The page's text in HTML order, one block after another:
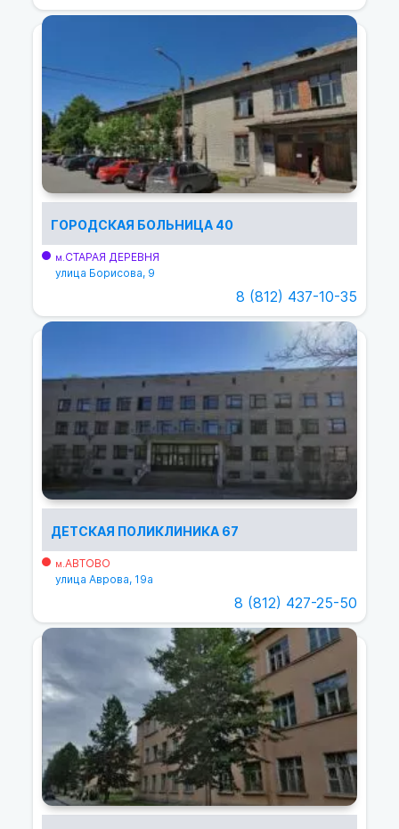
ГОРОДСКАЯ БОЛЬНИЦА 40
м.СТАРАЯ ДЕРЕВНЯ
улица Борисова, 9
8 (812) 437-10-35
ДЕТСКАЯ ПОЛИКЛИНИКА 67
м.АВТОВО
улица Аврова, 19а
8 (812) 427-25-50